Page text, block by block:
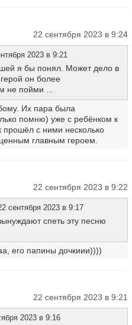
22 сентября 2023 в 9:24
2023 в 9:21
я бы понял. Может дело в
он более
не пойми ...
Их пара была
помню) уже с ребёнком к
прошёл с ними несколько
главным героем.
22 сентября 2023 в 9:22
сентября 2023 в 9:17
спеть эту песню
его папины дочкиии))))
22 сентября 2023 в 9:21
2023 в 9:16